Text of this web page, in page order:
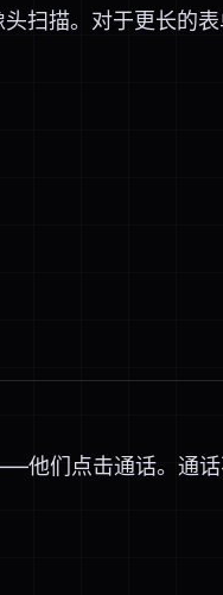
扫描。对于更长的
他们点击通话。通话